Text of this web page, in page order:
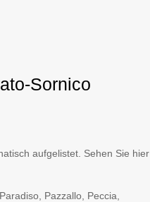
Sornico
aufgelistet. Sehen Sie hier
Pazzallo, Peccia,